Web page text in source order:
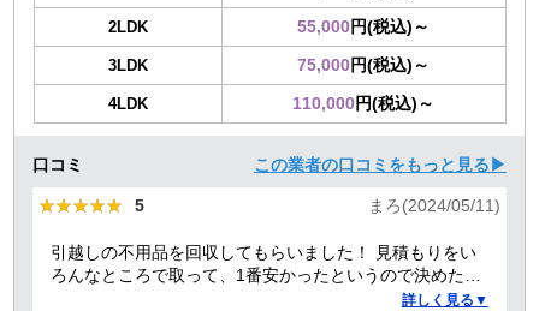
2LDK 55,000円(税込)～
3LDK 75,000円(税込)～
4LDK 110,000円(税込)～
口コミ この業者の口コミをもっと見る▶
★★★★★
★★★★★ 5 まろ(2024/05/11)
引越しの不用品を回収してもらいました！ 見積もりをい
ろんなところで取って、1番安かったというので決めたの
ですが、 対応や話し方も、丁寧で優しく、 作業自体も素
詳しく見る▼